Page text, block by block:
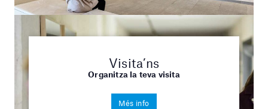
Visita’ns
Organitza la teva visita
Més info